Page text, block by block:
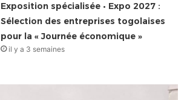
Exposition spécialisée • Expo 2027 :
Sélection des entreprises togolaises
pour la « Journée économique »
il y a 3 semaines